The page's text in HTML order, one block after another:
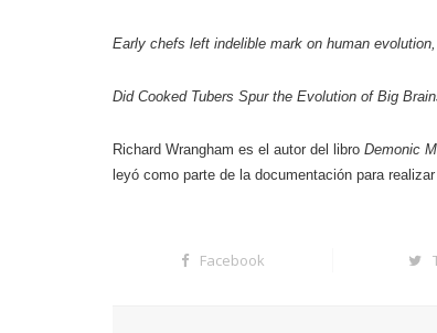
Early chefs left indelible mark on human evolution,
Did Cooked Tubers Spur the Evolution of Big
Richard Wrangham es el autor del libro Demonic
leyó como parte de la documentación para
Facebook